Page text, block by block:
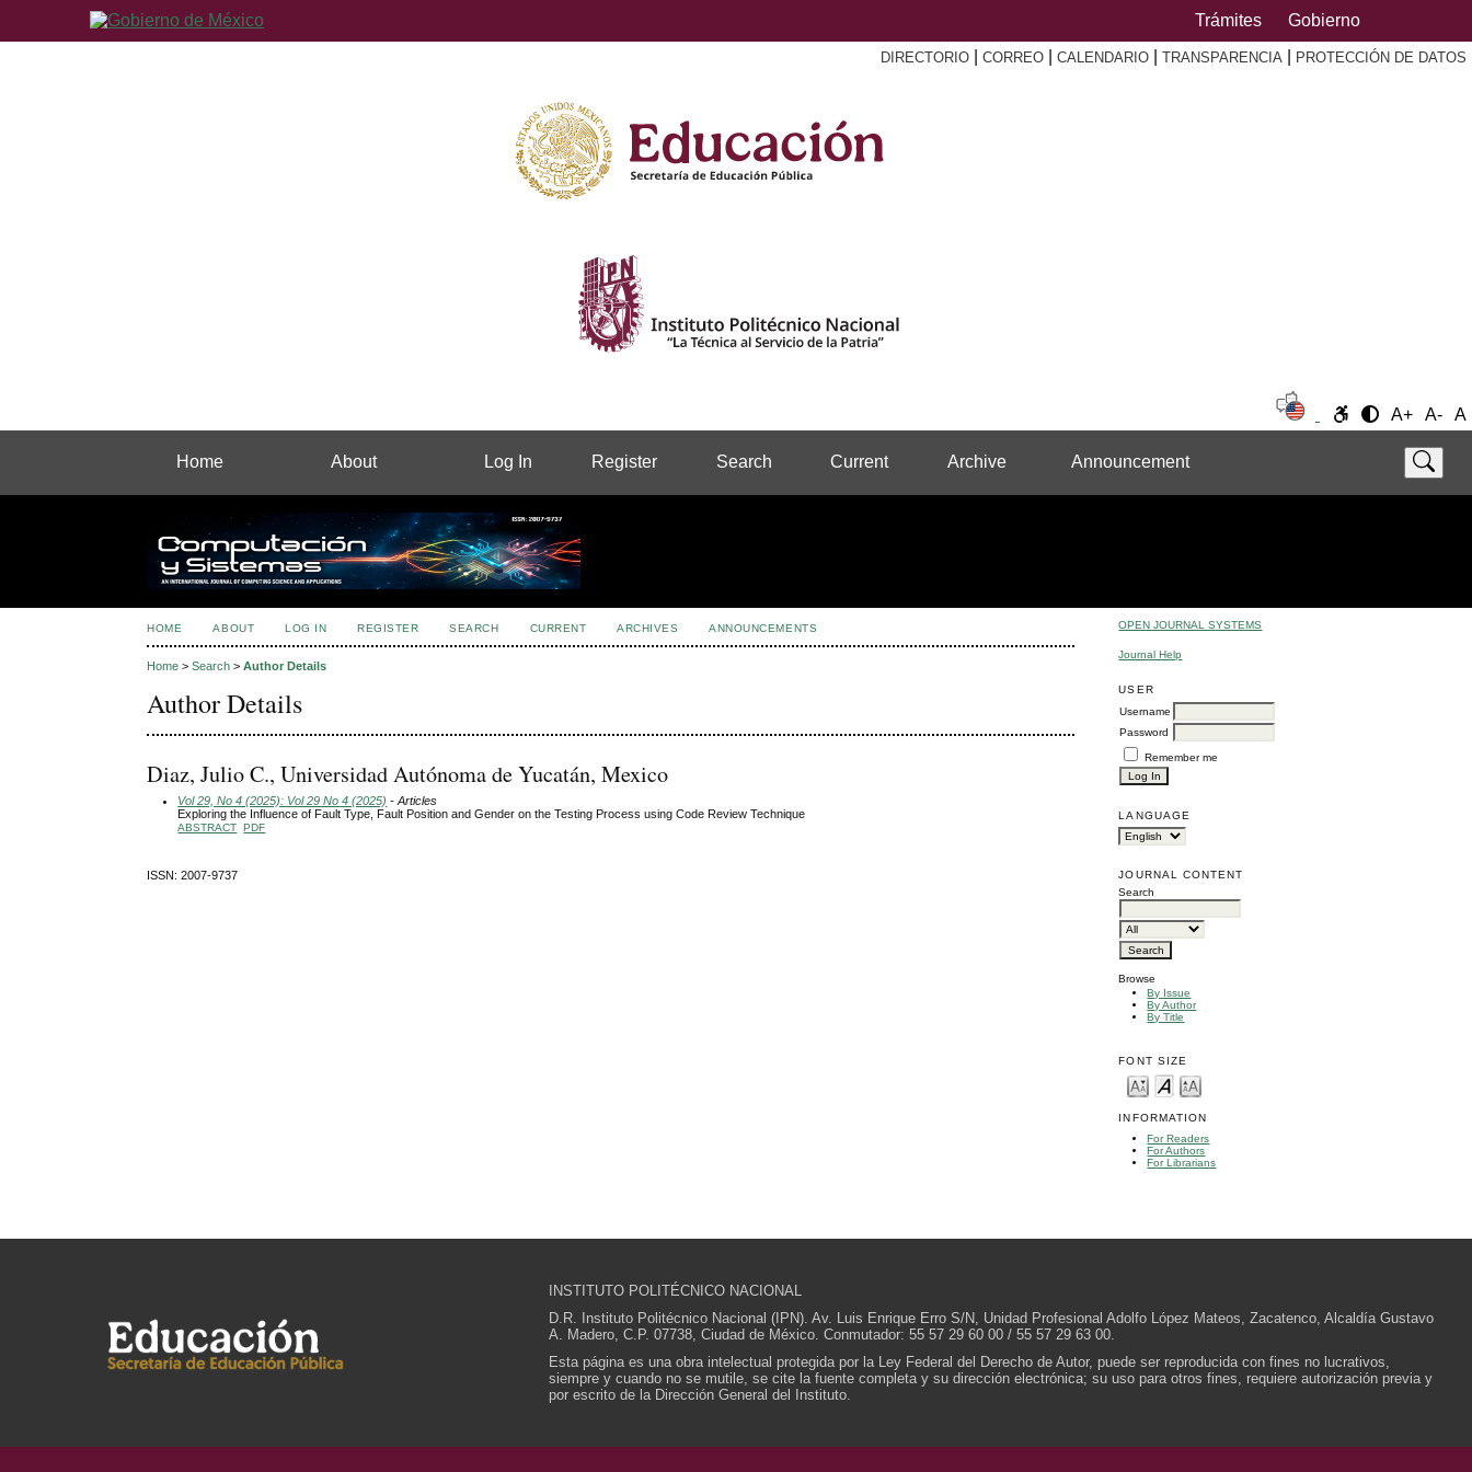
Trámites Gobierno
DIRECTORIO CORREO CALENDARIO TRANSPARENCIA PROTECCIÓN DE DATOS
A+ A- A
Home About Log In Register Search Current Archive Announcement
OPEN JOURNAL SYSTEMS
Journal Help
USER
Username
Password
Remember me
LANGUAGE
JOURNAL CONTENT
Search
Browse
By Issue
By Author
By Title
FONT SIZE
INFORMATION
For Readers
For Authors
For Librarians
HOME ABOUT LOG IN REGISTER SEARCH CURRENT ARCHIVES ANNOUNCEMENTS
Home >Search >Author Details
Author Details
Diaz, Julio C., Universidad Autónoma de Yucatán, Mexico
Vol 29, No 4 (2025): Vol 29 No 4 (2025) - Articles
Exploring the Influence of Fault Type, Fault Position and Gender on the Testing Process using Code Review Technique
ABSTRACT PDF
ISSN: 2007-9737
INSTITUTO POLITÉCNICO NACIONAL
D.R. Instituto Politécnico Nacional (IPN). Av. Luis Enrique Erro S/N, Unidad Profesional Adolfo López Mateos, Zacatenco, Alcaldía Gustavo
A. Madero, C.P. 07738, Ciudad de México. Conmutador: 55 57 29 60 00 / 55 57 29 63 00.
Esta página es una obra intelectual protegida por la Ley Federal del Derecho de Autor, puede ser reproducida con fines no lucrativos,
siempre y cuando no se mutile, se cite la fuente completa y su dirección electrónica; su uso para otros fines, requiere autorización previa y
por escrito de la Dirección General del Instituto.